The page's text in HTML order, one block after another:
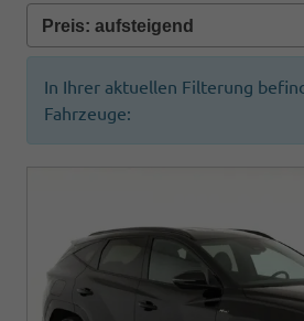
In Ihrer aktuellen Filterung
Fahrzeuge: